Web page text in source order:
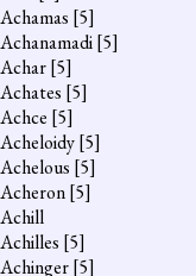
Achamas [5]
Achanamadi[5]
Achar[5]
Achates [5]
Achce [5]
Acheloidy[5]
Achelous [5]
Acheron[5]
Achill
Achilles [5]
Achinger[5]